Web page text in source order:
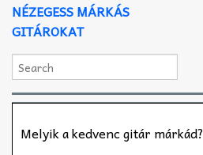
NÉZEGESS MÁRKÁS
GITÁROKAT
Melyik a kedvenc gitár márkád?